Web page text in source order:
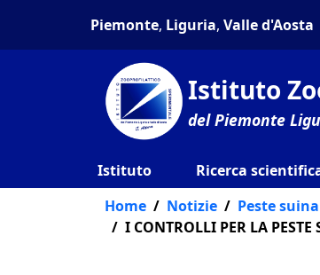
Piemonte, Liguria, Valle d'Aosta
Istituto
del Piemonte
Istituto Ricerca
Home
Notizie
Peste
I CONTROLLI PER LA